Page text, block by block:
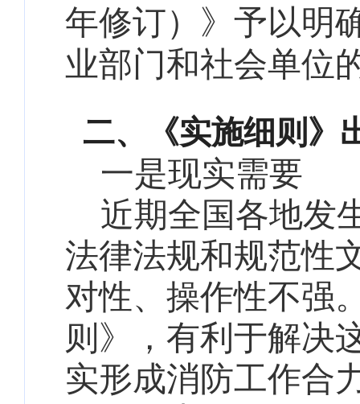
年修订）》予以明
业部门和社会单位
二、《实施细则》
一是现实需要
近期全国各地发
法律法规和规范性
对性、操作性不强
则》，有利于解决
实形成消防工作合